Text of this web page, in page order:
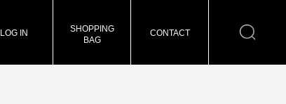
LOG IN
SHOPPING
BAG
CONTACT